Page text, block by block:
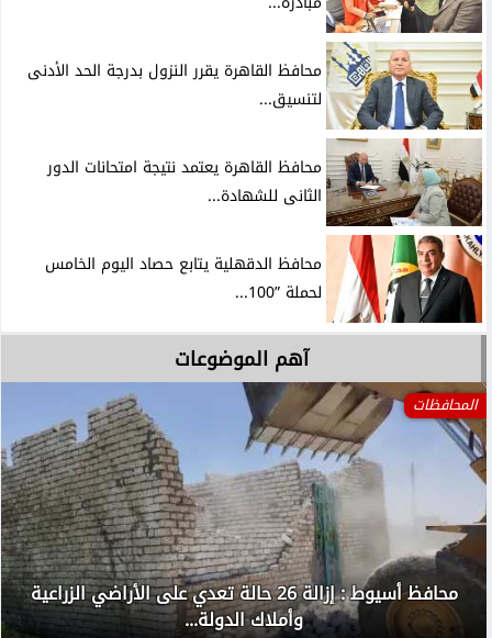
محافظ القاهرة يقرر النزول بدرجة الحد الأدنى
لتنسيق...
محافظ القاهرة يعتمد نتيجة امتحانات الدور
الثانى للشهادة...
محافظ الدقهلية يتابع حصاد اليوم الخامس
لحملة ”100...
آهم الموضوعات
المحافظات
محافظ أسيوط : إزالة 26 حالة تعدي على الأراضي الزراعية
وأملاك الدولة...